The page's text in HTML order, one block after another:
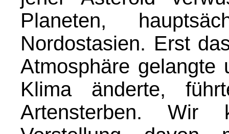
Planeten,
Nordostasien. Erst
Atmosphäre gelangte
Klima änderte,
Artensterben.